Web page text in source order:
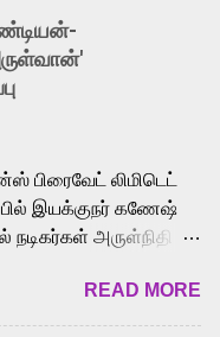
the recently
also generated
Tamil audiences.
buzz is the film’s
He-Man. Known for
“Behene De” from
from Ghajini, and
voice and strong
languages, making
பிரைவேட் லிமிடெட்
இயக்குநர் கணேஷ்
அருள்நிதி -
நடித்திருக்கும்
READ MORE